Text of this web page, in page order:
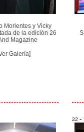
Morientes y Vicky
de la edición 26
Magazine
Galería]
22 -